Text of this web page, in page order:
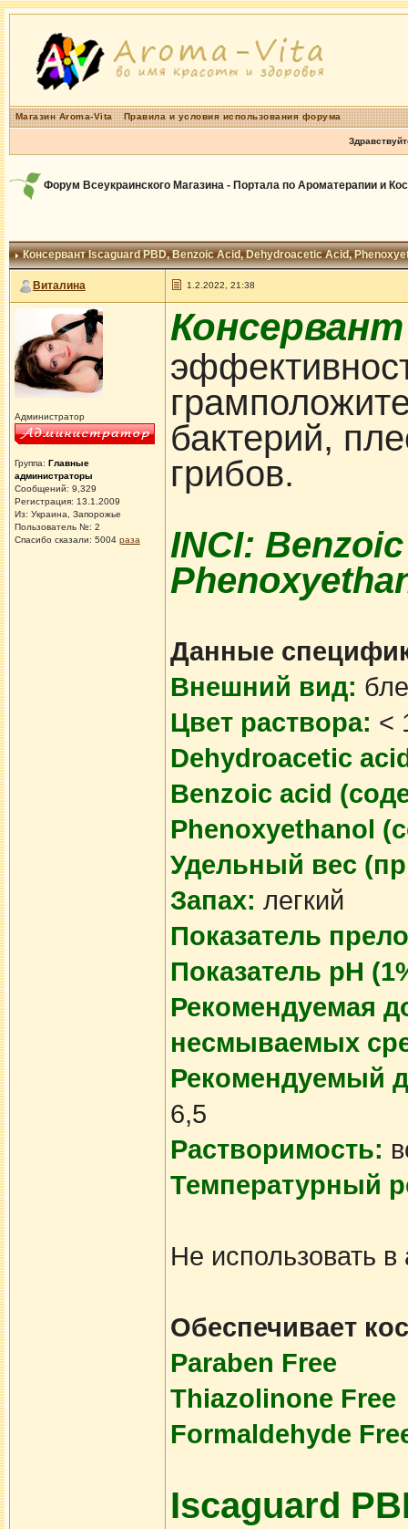
Магазин Aroma-Vita Правила и условия использования форума
Форум Всеукраинского Магазина - Портала по Ароматерапии и
Консервант Iscaguard PBD, Benzoic Acid, Dehydroacetic Acid,
Виталина 1.2.2022, 21:38
Администратор
Группа: Главные
администраторы
Сообщений: 9,329
Регистрация: 13.1.2009
Из: Украина, Запорожье
Пользователь №: 2
Спасибо сказали: 5004 раза
бактерий,
грибов.
INCI:
Данные
Внешний вид:
Цвет раствора: <
Dehydroacetic
Benzoic acid
Phenoxyethanol
Удельный вес
Запах: легкий
Показатель
Показатель pH
Рекомендуемая
несмываемых
Рекомендуемый
6,5
Растворимость:
Температурный
Не использовать
Обеспечивает
Paraben Free
Thiazolinone Free
Formaldehyde
Iscaguard